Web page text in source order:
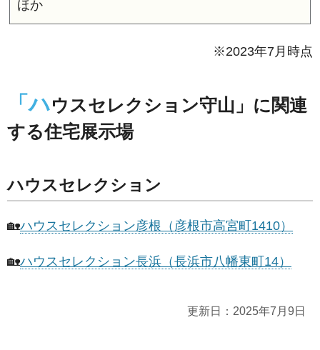
ほか
※2023年7月時点
「ハウスセレクション守山」に関連
する住宅展示場
ハウスセレクション
🏡ハウスセレクション彦根（彦根市高宮町1410）
🏡ハウスセレクション長浜（長浜市八幡東町14）
更新日： 2025年7月9日